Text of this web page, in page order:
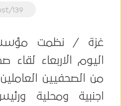
139
غزة / نظمت
اليوم الاربعاء
من الصحفيين
اجنبية ومحلية